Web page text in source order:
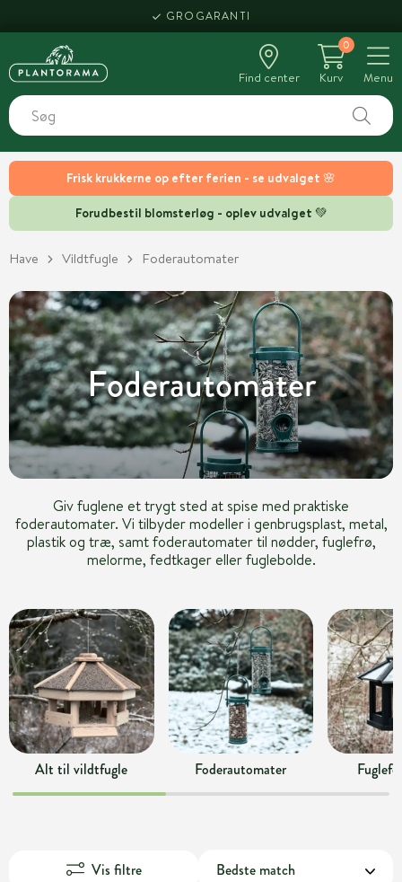
Frisk krukkerne op efter ferien - se udvalget 🌸
Forudbestil blomsterløg - oplev udvalget 💚
HENT SAMME DAG
Find center
0
Kurv
Menu
Have Vildtfugle Foderautomater
Foderautomater
Giv fuglene et trygt sted at spise med praktiske
foderautomater. Vi tilbyder modeller i genbrugsplast, metal,
plastik og træ, samt foderautomater til nødder, fuglefrø,
melorme, fedtkager eller fuglebolde.
Alt til vildtfugle Foderautomater
Vis filtre